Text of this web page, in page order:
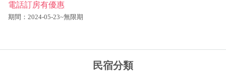
電話訂房有優惠
期間：2024-05-23~無限期
民宿分類